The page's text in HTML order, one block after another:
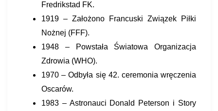
Fredrikstad FK.
1919 – Założono Francuski Związek Piłki
Nożnej (FFF).
1948 – Powstała Światowa Organizacja
Zdrowia (WHO).
1970 – Odbyła się 42. ceremonia wręczenia
Oscarów.
1983 – Astronauci Donald Peterson i Story